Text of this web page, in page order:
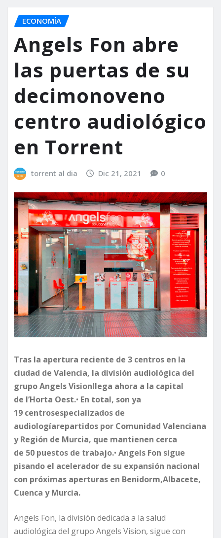
ECONOMÍA
Angels Fon abre
las puertas de su
decimonoveno
centro audiológico
en Torrent
torrent al dia Dic 21, 2021 0
Tras la apertura reciente de 3 centros en la
ciudad de Valencia, la división audiológica del
grupoAngelsVisionllega ahora a la capital
de l’Horta Oest.• En total, son ya
19 centrosespecializados de
audiologíarepartidos por Comunidad Valenciana
y Región de Murcia, que mantienen cerca
de 50 puestos de trabajo.• Angels Fon sigue
pisando el acelerador de su expansión nacional
con próximas aperturas en Benidorm,Albacete,
Cuenca y Murcia.
Angels Fon, la división dedicada a la salud
audiológica del grupo Angels Vision, sigue con